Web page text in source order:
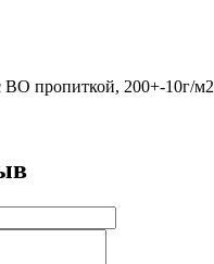
ВО пропиткой, 200+-10г/м2